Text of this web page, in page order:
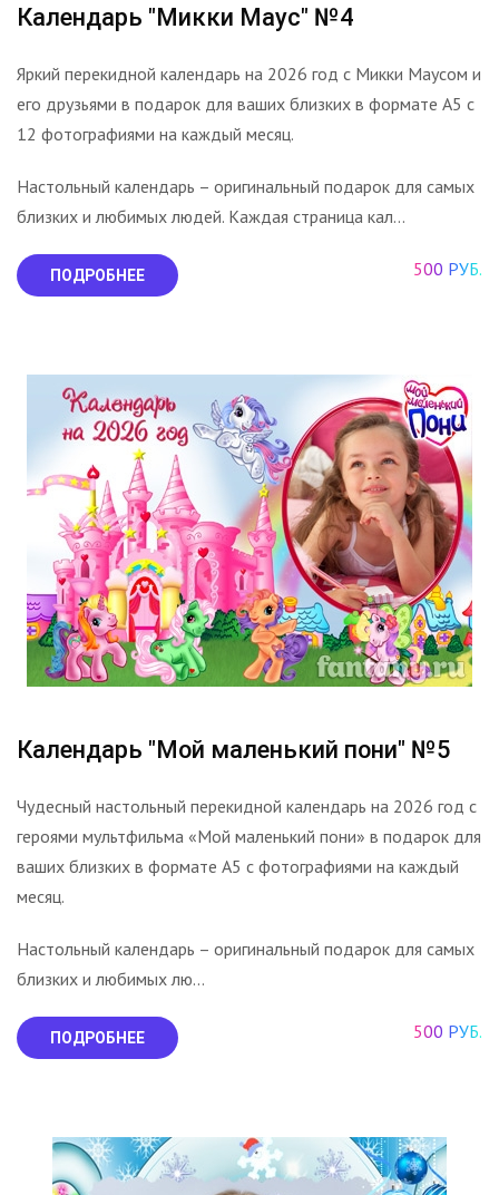
Календарь "Микки Маус" №4
Яркий перекидной календарь на 2026 год с Микки Маусом и
его друзьями в подарок для ваших близких в формате А5 с
12 фотографиями на каждый месяц.
Настольный календарь – оригинальный подарок для самых
близких и любимых людей. Каждая страница кал...
ПОДРОБНЕЕ 500 РУБ.
Календарь "Мой маленький пони" №5
Чудесный настольный перекидной календарь на 2026 год с
героями мультфильма «Мой маленький пони» в подарок для
ваших близких в формате А5 с фотографиями на каждый
месяц.
Настольный календарь – оригинальный подарок для самых
близких и любимых лю...
ПОДРОБНЕЕ 500 РУБ.